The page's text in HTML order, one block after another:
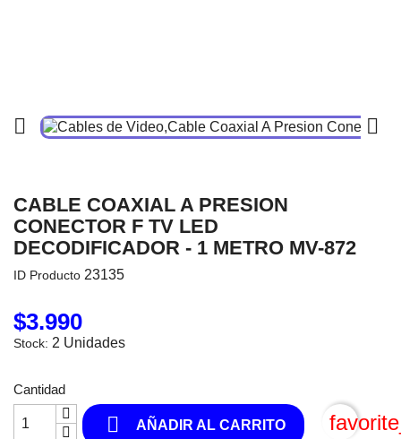
 
CABLE COAXIAL A PRESION
CONECTOR F TV LED
DECODIFICADOR - 1 METRO MV-872
ID Producto 23135
$3.990
Stock: 2 Unidades
Cantidad
 AÑADIR AL CARRITO